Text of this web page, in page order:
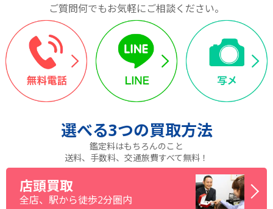
ご質問何でもお気軽にご相談ください。
選べる3つの買取方法
鑑定料はもちろんのこと
送料、手数料、交通旅費すべて無料！
店頭買取
全店、駅から徒歩2分圏内